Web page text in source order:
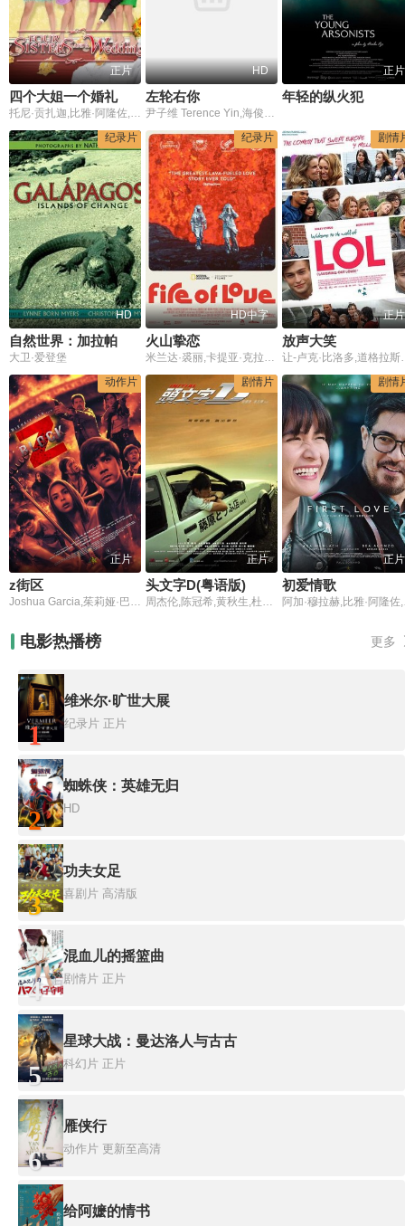
正片
四个大姐一个婚礼
托尼·贡扎迦,比雅·阿隆佐,安吉尔·娄克辛,莎尔娜·玛格达瑶,恩充·迪伊,Joy Viado,安吉琳·昆托,卡尔米·马丁,科尼·雷耶斯
HD
左轮右你
尹子维 Terence Yin,海俊杰,海俊杰 Gabriel Harrison
正片
年轻的纵火犯
纪录片
HD
大卫·爱登堡
纪录片
HD中字
火山挚恋
米兰达·裘丽,卡提亚·克拉夫特,莫里斯·克拉夫特
剧情
正片
放声大笑
让-卢克·比洛多,道格拉斯·布斯,Vivian Le
动作片
正片
z街区
Joshua Garcia,茱莉娅·巴雷托,Ian Veneracion
剧情片
正片
头文字D(粤语版)
周杰伦,陈冠希,黄秋生,杜汶泽,铃木杏,余文乐,钟镇涛,陈小春,津村和幸,阿部力,田中千绘,刘畊宏
剧情
正片
初爱情歌
阿加
电影热播榜 更多
1
维米尔·旷世大展
纪录片 正片
2
蜘蛛侠：英雄无归
HD
3
功夫女足
喜剧片 高清版
4
混血儿的摇篮曲
剧情片 正片
5
星球大战：曼达洛人与古古
科幻片 正片
6
雁侠行
动作片 更新至高清
给阿嬷的情书